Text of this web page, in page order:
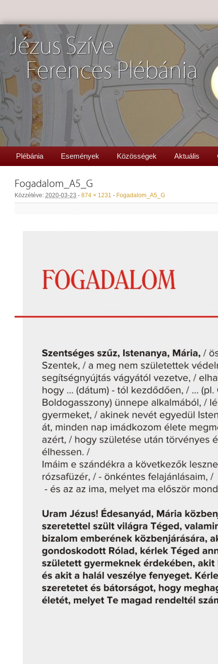
Jézus Szíve
Ferences Plébánia
Plébánia Események Közösségek Aktuális
Fogadalom_A5_G
Közzétéve: 2020-03-23 - 874 × 1231 - Fogadalom_A5_G